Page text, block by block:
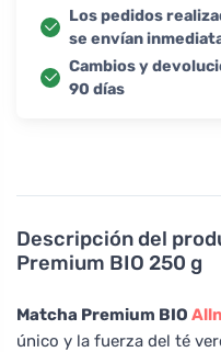
Descripción del
Premium BIO 250 g
Matcha Premium BIO
único y la fuerza del té
Los pedidos
se envían
Cambios y
90 días